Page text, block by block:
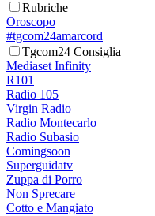
Rubriche
Oroscopo
#tgcom24amarcord
Tgcom24 Consiglia
Mediaset Infinity
R101
Radio 105
Virgin Radio
Radio Montecarlo
Radio Subasio
Comingsoon
Superguidatv
Zuppa di Porro
Non Sprecare
Cotto e Mangiato